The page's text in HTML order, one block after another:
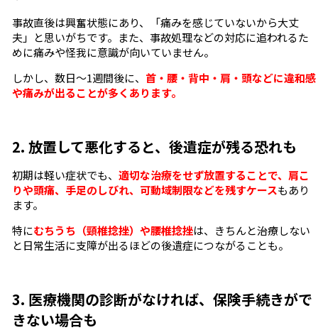
事故直後は興奮状態にあり、「痛みを感じていないから大丈
夫」と思いがちです。また、事故処理などの対応に追われるた
めに痛みや怪我に意識が向いていません。
しかし、数日〜1週間後に、 首・腰・背中・肩・頭などに違和感
や痛みが出ることが多くあります。
2. 放置して悪化すると、後遺症が残る恐れも
初期は軽い症状でも、 適切な治療をせず放置することで、肩こ
りや頭痛、手足のしびれ、可動域制限などを残すケースもあり
ます。
特にむちうち（頸椎捻挫）や腰椎捻挫は、きちんと治療しない
と日常生活に支障が出るほどの後遺症につながることも。
3. 医療機関の診断がなければ、保険手続きがで
きない場合も